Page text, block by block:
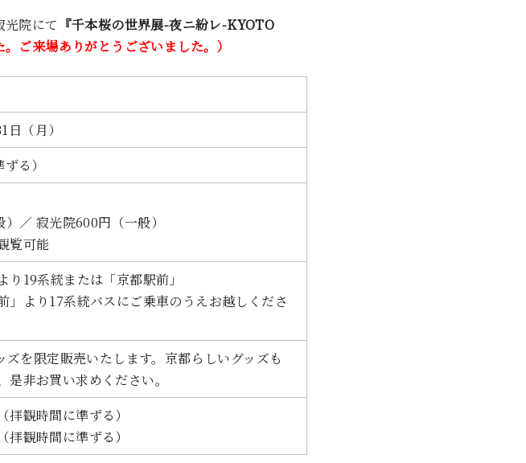
院にて 『千本桜の世界展-夜ニ紛レ-KYOTO
ご来場ありがとうございました。）
（月）
る）
／ 寂光院600円（一般）
覧可能
19系統または「京都駅前」
」より17系統バスにご乗車のうえお越しくださ
を限定販売いたします。京都らしいグッズも
非お買い求めください。
観時間に準ずる）
観時間に準ずる）